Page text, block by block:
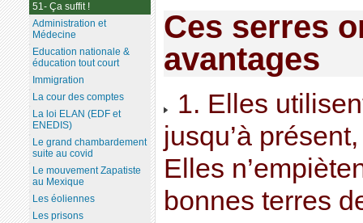
Ces serres
avantages
1. Elles
jusqu’à
Elles
bonnes terres
51- Ça suffit !
Administration et
Médecine
Education nationale &
éducation tout court
Immigration
La cour des comptes
La loi ELAN (EDF et
ENEDIS)
Le grand chambardement
suite au covid
Le mouvement Zapatiste
au Mexique
Les éoliennes
Les prisons